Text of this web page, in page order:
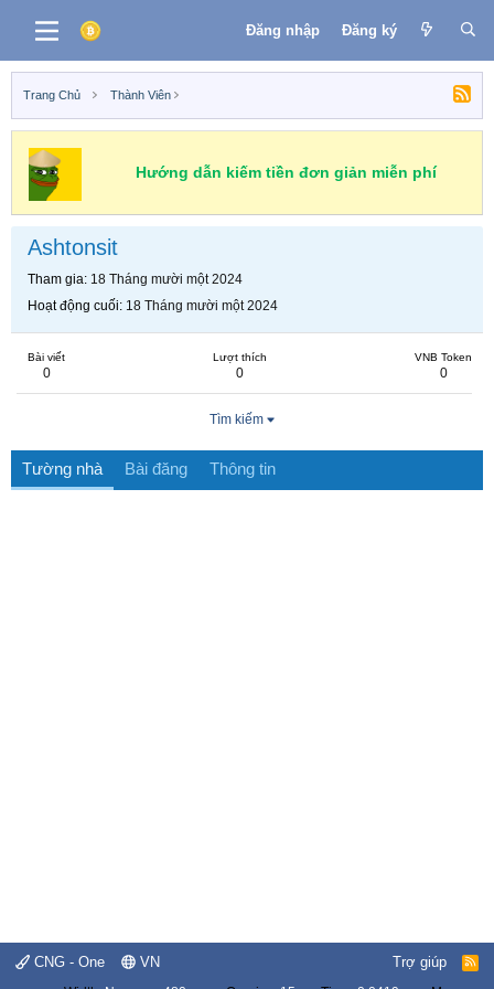
Đăng nhập Đăng ký
Trang Chủ Thành Viên
Hướng dẫn kiếm tiền đơn giản miễn phí
Ashtonsit
Tham gia 18 Tháng mười một 2024
Hoạt động cuối 18 Tháng mười một 2024
Bài viết
0
Lượt thích
0
VNB Token
0
Tìm kiếm
Tường nhà Bài đăng Thông tin
CNG - One VN Trợ giúp
R